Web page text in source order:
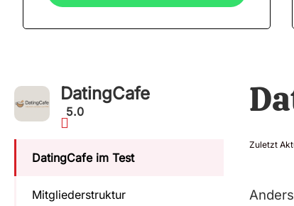
DatingCafe
5.0
DatingCafe im Test
Mitgliederstruktur
Zuletzt